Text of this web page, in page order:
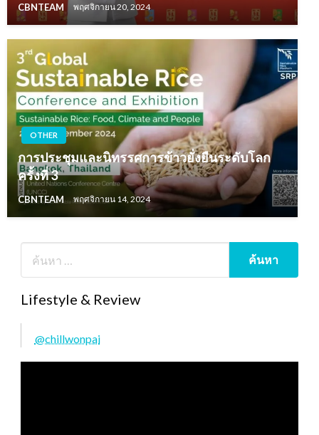
CBNTEAM พฤศจิกายน 20, 2024
OTHER
การประชุมและนิทรรศการข้าวยั่งยืนระดับโลก
ครั้งที่ 3
CBNTEAM พฤศจิกายน 14, 2024
Lifestyle & Review
@chillwonpai